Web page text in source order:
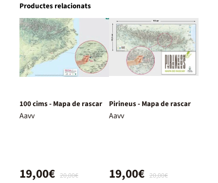
Productes relacionats
100 cims - Mapa de rascar
Aavv
20,00€
19,00€
Pirineus - Mapa de rascar
Aavv
20,00€
19,00€